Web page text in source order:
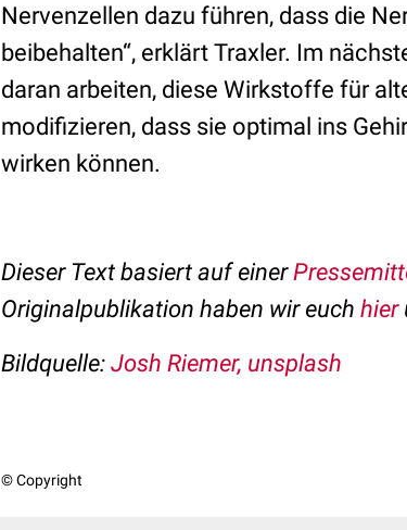
Nervenzellen dazu führen, dass die
beibehalten“, erklärt Traxler. Im
daran arbeiten, diese Wirkstoffe für
modifizieren, dass sie optimal ins
wirken können.
Dieser Text basiert auf einer
Originalpublikation haben wir euch hier
Bildquelle: Josh Riemer, unsplash
© Copyright